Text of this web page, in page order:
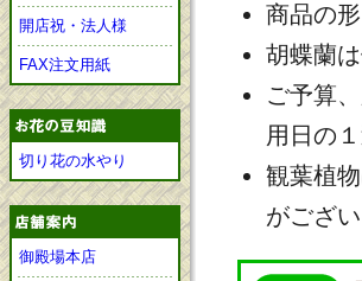
開店祝・法人様
FAX注文用紙
切り花の水やり
御殿場本店
商品の
胡蝶蘭
ご予算
用日の
観葉植
がござい